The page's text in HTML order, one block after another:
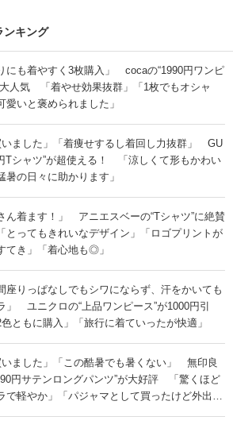
ンキング
にも着やすく3枚購入」 cocaの“1990円ワンピ
大人気 「着やせ効果抜群」「1枚でもオシャ
愛いと褒められました」
いました」「着痩せするし着回し力抜群」 GU
Tシャツ”が超使える！ 「涼しくて形もかわい
暑の日々に助かります」
ん着ます！」 アニエスベーの“Tシャツ”に絶賛
ってもきれいなデザイン」「ロゴプリントが
てき」「着心地も◎」
座りっぱなしでもシワにならず、汗をかいても
」 ユニクロの“上品ワンピース”が1000円引
ともに購入」「旅行に着ていったが快適」
いました」「この酷暑でも暑くない」 無印良
円サテンロングパンツ”が大好評 「驚くほど
で軽やか」「パジャマとして買ったけど外出用